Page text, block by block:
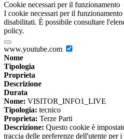
Cookie necessari per il funzionamento
I cookie necessari per il funzionamento
disabilitati. È possibile consultare
policy.
www.youtube.com
Nome
Tipologia
Proprieta
Descrizione
Durata
Nome: VISITOR_INFO1_LIVE
Tipologia: tecnico
Proprieta: Terze Parti
Descrizione: Questo cookie è
traccia delle preferenze dell'utente per